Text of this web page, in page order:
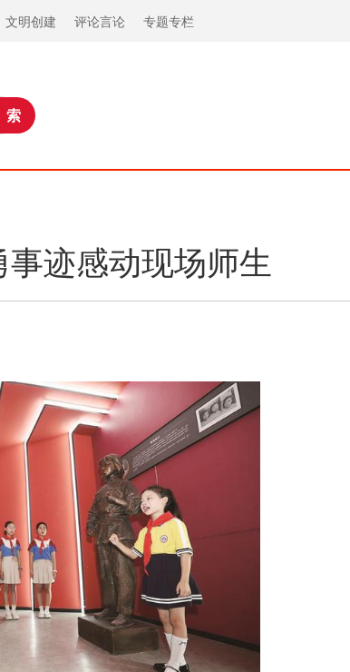
文明创建 评论言论 专题专栏
迹感动现场师生